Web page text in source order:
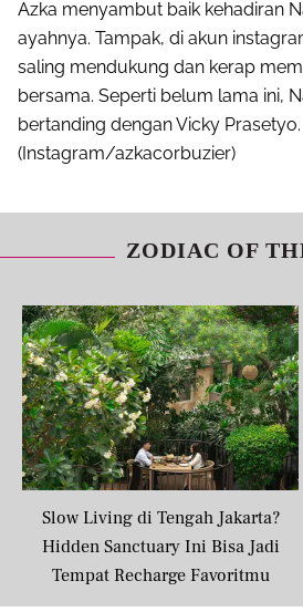
Azka menyambut baik kehadiran
ayahnya. Tampak, di akun
saling mendukung dan kerap
bersama. Seperti belum lama ini,
bertanding dengan Vicky Prasetyo.
(Instagram/azkacorbuzier)
ZODIAC OF
Slow Living di Tengah Jakarta?
Hidden Sanctuary Ini Bisa Jadi
Tempat Recharge Favoritmu